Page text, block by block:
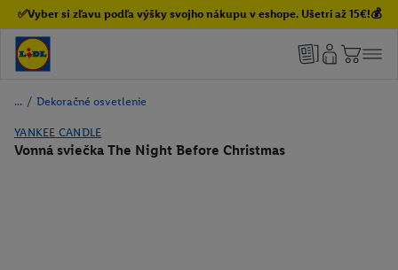
✅Vyber si zľavu podľa výšky svojho nákupu v eshope. Ušetri až 15€!💰
/ Dekoračné osvetlenie
YANKEE CANDLE
Vonná sviečka The Night Before Christmas